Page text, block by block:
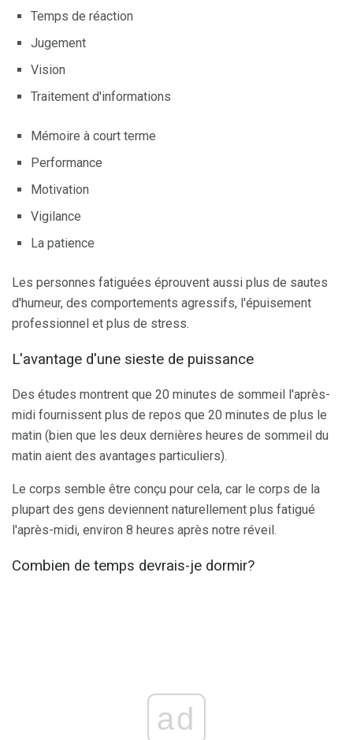
Temps de réaction
Jugement
Vision
Traitement d'informations
Mémoire à court terme
Performance
Motivation
Vigilance
La patience
Les personnes fatiguées éprouvent aussi plus de sautes
d'humeur, des comportements agressifs, l'épuisement
professionnel et plus de stress.
L'avantage d'une sieste de puissance
Des études montrent que 20 minutes de sommeil l'après-
midi fournissent plus de repos que 20 minutes de plus le
matin (bien que les deux dernières heures de sommeil du
matin aient des avantages particuliers).
Le corps semble être conçu pour cela, car le corps de la
plupart des gens deviennent naturellement plus fatigué
l'après-midi, environ 8 heures après notre réveil.
Combien de temps devrais-je dormir?
ad